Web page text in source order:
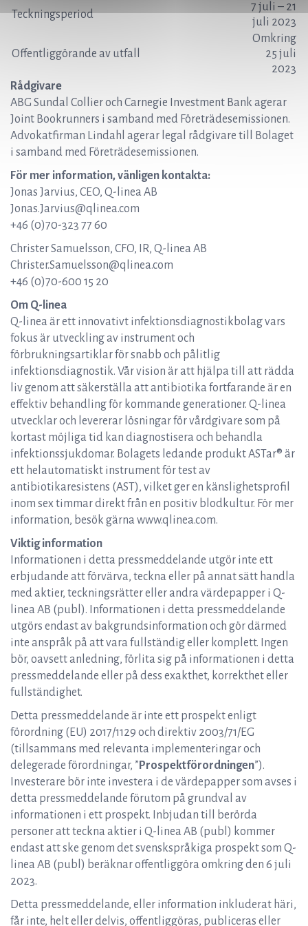
Teckningsperiod
7 juli – 21
juli 2023
Offentliggörande av utfall
Omkring
25 juli
2023
Rådgivare
ABG Sundal Collier och Carnegie Investment Bank agerar
Joint Bookrunners i samband med Företrädesemissionen.
Advokatfirman Lindahl agerar legal rådgivare till Bolaget
i samband med Företrädesemissionen.
För mer information, vänligen kontakta:
Jonas Jarvius, CEO, Q-linea AB
Jonas.Jarvius@qlinea.com
+46 (0)70-323 77 60
Christer Samuelsson, CFO, IR, Q-linea AB
Christer.Samuelsson@qlinea.com
+46 (0)70-600 15 20
Om Q-linea
Q-linea är ett innovativt infektionsdiagnostikbolag vars
fokus är utveckling av instrument och
förbrukningsartiklar för snabb och pålitlig
infektionsdiagnostik. Vår vision är att hjälpa till att rädda
liv genom att säkerställa att antibiotika fortfarande är en
effektiv behandling för kommande generationer. Q-linea
utvecklar och levererar lösningar för vårdgivare som på
kortast möjliga tid kan diagnostisera och behandla
infektionssjukdomar. Bolagets ledande produkt ASTar® är
ett helautomatiskt instrument för test av
antibiotikaresistens (AST), vilket ger en känslighetsprofil
inom sex timmar direkt från en positiv blodkultur. För mer
information, besök gärna www.qlinea.com.
Viktig information
Informationen i detta pressmeddelande utgör inte ett
erbjudande att förvärva, teckna eller på annat sätt handla
med aktier, teckningsrätter eller andra värdepapper i Q-
linea AB (publ). Informationen i detta pressmeddelande
utgörs endast av bakgrundsinformation och gör därmed
inte anspråk på att vara fullständig eller komplett. Ingen
bör, oavsett anledning, förlita sig på informationen i detta
pressmeddelande eller på dess exakthet, korrekthet eller
fullständighet.
Detta pressmeddelande är inte ett prospekt enligt
förordning (EU) 2017/1129 och direktiv 2003/71/EG
(tillsammans med relevanta implementeringar och
delegerade förordningar, ” Prospektförordningen”).
Investerare bör inte investera i de värdepapper som avses i
detta pressmeddelande förutom på grundval av
informationen i ett prospekt. Inbjudan till berörda
personer att teckna aktier i Q-linea AB (publ) kommer
endast att ske genom det svenskspråkiga prospekt som Q-
linea AB (publ) beräknar offentliggöra omkring den 6 juli
2023.
Detta pressmeddelande, eller information inkluderat häri,
får inte, helt eller delvis, offentliggöras, publiceras eller